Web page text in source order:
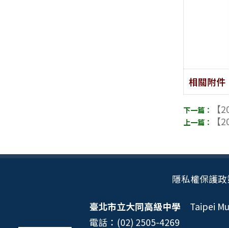
相關附件
【
【
隱私權保護
臺北市立大同高級中學 Taipei
電話：(02) 2505-4269